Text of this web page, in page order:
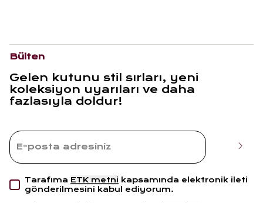
Bülten
Gelen kutunu stil sırları, yeni
koleksiyon uyarıları ve daha
fazlasıyla doldur!
Tarafıma ETK metni kapsamında elektronik ileti
gönderilmesini kabul ediyorum.